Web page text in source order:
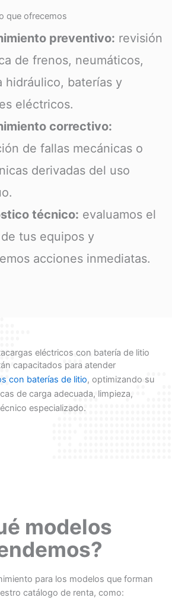
que ofrecemos
preventivo: revisión
de frenos, neumáticos,
hidráulico, baterías y
eléctricos.
correctivo:
de fallas mecánicas o
derivadas del uso
técnico: evaluamos el
tus equipos y
acciones inmediatas.
eléctricos con batería de litio
capacitados para atender
con baterías de litio, optimizando su
de carga adecuada, limpieza,
especializado.
modelos
para los modelos que forman
catálogo de renta, como: